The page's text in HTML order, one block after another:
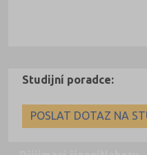
Studijní poradce:
POSLAT DOTAZ NA